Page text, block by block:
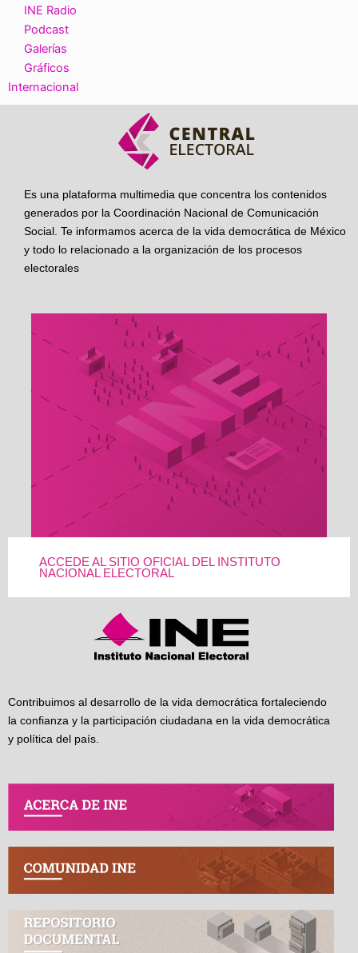
INE Radio
Podcast
Galerías
Gráficos
Internacional
Es una plataforma multimedia que concentra los contenidos
generados por la Coordinación Nacional de Comunicación
Social. Te informamos acerca de la vida democrática de México
y todo lo relacionado a la organización de los procesos
electorales
ACCEDE AL SITIO OFICIAL DEL INSTITUTO
NACIONAL ELECTORAL
Contribuimos al desarrollo de la vida democrática fortaleciendo
la confianza y la participación ciudadana en la vida democrática
y política del país.